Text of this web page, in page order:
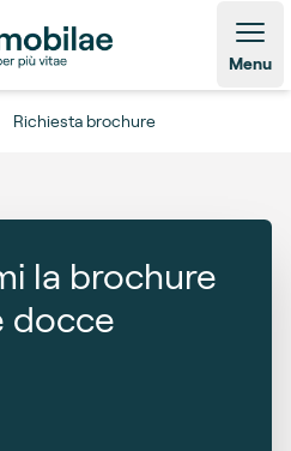
Menu
Richiesta brochure
la brochure
docce